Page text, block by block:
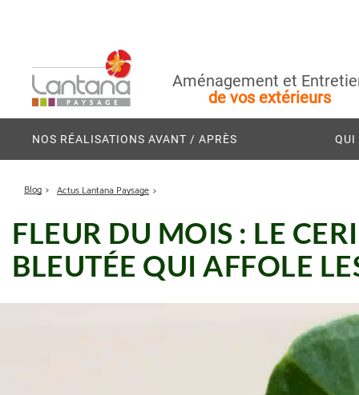
Aménagement et
de vos extérieurs
NOS RÉALISATIONS AVANT / APRÈS QUI
Blog Actus Lantana Paysage
FLEUR DU MOIS : LE
BLEUTÉE QUI AFFOLE